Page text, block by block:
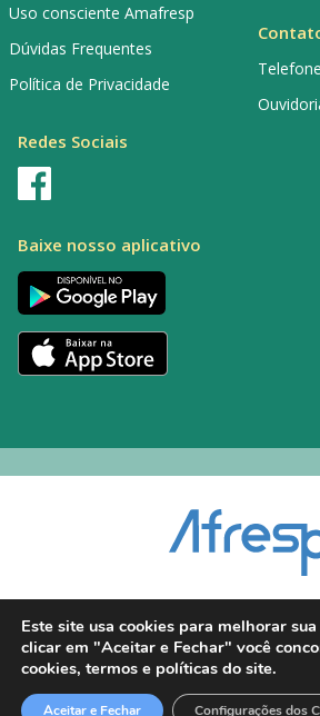
Uso consciente Amafresp
Dúvidas Frequentes
Política de Privacidade
Redes Sociais
Baixe nosso aplicativo
dpo@afresp.org.br
Diretor Técnico: Antonio Carlos
Este site usa cookies para melhorar
clicar em "Aceitar e Fechar" você
cookies, termos e políticas do site.
Aceitar e Fechar Configurações dos